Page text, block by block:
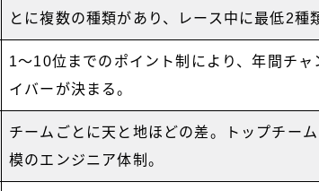
とに複数の種類があり、レース中に最低2種
1〜10位までのポイント制により、年間チャ
イバーが決まる。
チームごとに天と地ほどの差。トップチー
模のエンジニア体制。